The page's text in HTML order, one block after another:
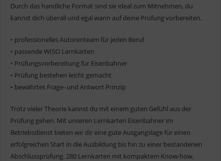
Durch das handliche Format sind sie ideal zum Mitnehmen, du
kannst dich überall und egal wann auf deine Prüfung vorbereiten.
• professionelles Autorenteam für jeden Beruf
• passende WISO Lernkarten
• Prüfungsvorbereitung für Eisenbahner
• Prüfung bestehen leicht gemacht
• bewährtes Frage- und Antwort Prinzip
Trotz vieler Theorie kannst du mit einem guten Gefühl aus der
Prüfung gehen. Mit unseren Lernkarten Eisenbahner im
Betriebsdienst bieten wir dir eine gute Ausgangslage für einen
erfolgreichen Start in die Ausbildung bis hin zu einer bestandenen
Abschlussprüfung. 280 Lernkarten mit kompaktem Know-how,